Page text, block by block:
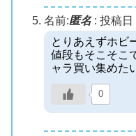
名前:匿名: 投稿日
とりあえずホビ
値段もそこそこ
ャラ買い集めた
0